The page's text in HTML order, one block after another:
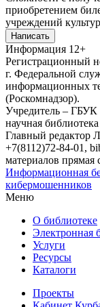
приобретением
учреждений
Написать
Информация 12+
Регистрационный
г. Федеральной
информационных
(Роскомнадзор).
Учредитель – ГБУК
научная
Главный редактор
+7(8112)72-84-01,
материалов прямая
Информационная
кибермошенников
Меню
О библиотеке
Электронная
Услуги
Ресурсы
Каталоги
Проекты